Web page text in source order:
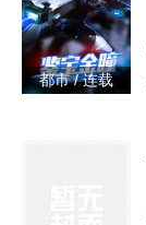
都市 / 连载